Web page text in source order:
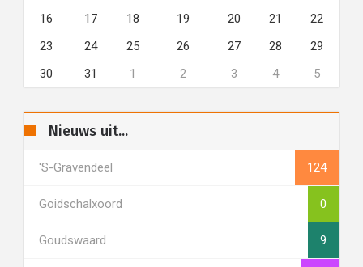
16
17 18 19 20 21
22
23
24 25 26 27 28
29
30
31 1 2 3 4 5
Nieuws uit...
's-Gravendeel 124
Goidschalxoord 0
Goudswaard 9